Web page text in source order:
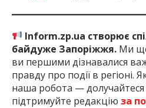
Inform.zp.ua створює
байдуже Запоріжжя. Ми
ви першими дізнавалися
правду про події в
наша робота —
підтримуйте редакцію за